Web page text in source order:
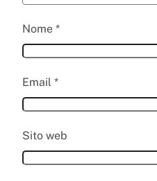
Nome *
Email *
Sito web